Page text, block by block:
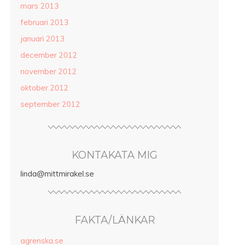
mars 2013
februari 2013
januari 2013
december 2012
november 2012
oktober 2012
september 2012
KONTAKATA MIG
linda@mittmirakel.se
FAKTA/LÄNKAR
agrenska.se